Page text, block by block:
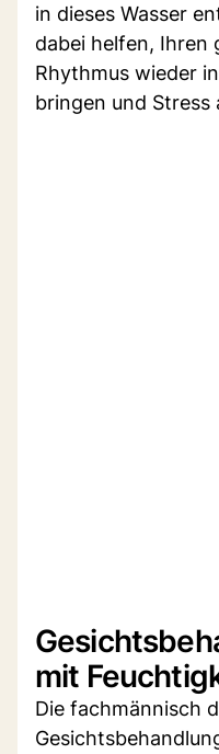
in dieses Wasser
dabei helfen, Ihren
Rhythmus wieder
bringen und Stress
mit
Die fachmännisch